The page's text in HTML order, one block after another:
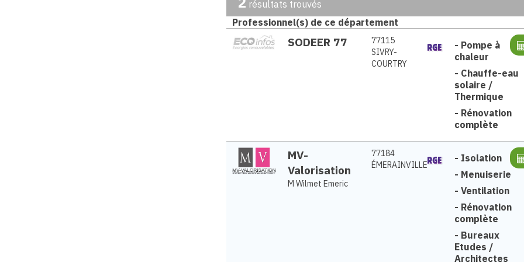
résultats trouvés
Professionnel(s) de ce département
SODEER 77
77115
SIVRY-
COURTRY
- Pompe à
chaleur
- Chauffe-eau
solaire /
Thermique
- Rénovation
complète
MV-
Valorisation
M Wilmet Emeric
77184
ÉMERAINVILLE
- Isolation
- Menuiserie
- Ventilation
- Rénovation
complète
- Bureaux
Etudes /
Architectes